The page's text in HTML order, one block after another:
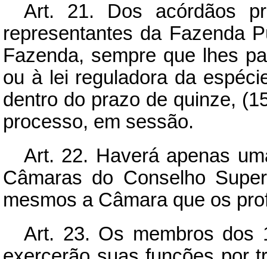
Art. 21. Dos acórdãos
representantes da Fazenda
Fazenda, sempre que lhes
ou à lei reguladora da
dentro do prazo de quinze,
processo, em sessão.
Art. 22. Haverá apenas
Câmaras do Conselho
mesmos a Câmara que os
Art. 23. Os membros dos